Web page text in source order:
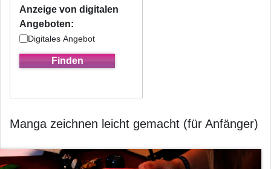
Anzeige von digitalen
Angeboten:
Digitales Angebot
Manga zeichnen leicht gemacht (für Anfänger)